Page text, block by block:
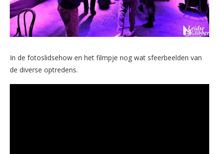
In de fotoslidsehow en het filmpje nog wat sfeerbeelden van
de diverse optredens.